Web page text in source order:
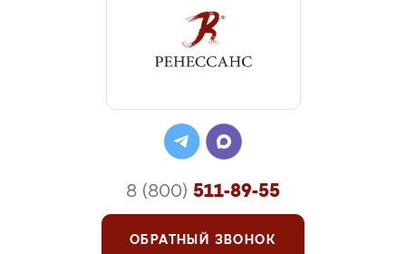
8 (800) 511-89-55
ОБРАТНЫЙ ЗВОНОК